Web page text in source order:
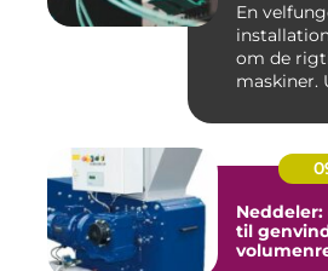
En
om de
maskiner.
til